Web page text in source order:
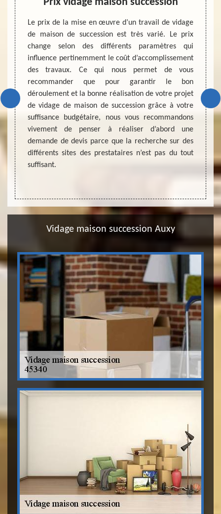
de
à la
de
la
Le prix de la mise en œuvre d’un travail de vidage
de maison de succession est très varié. Le prix
change selon des différents paramètres qui
influence pertinemment le coût d’accomplissement
des travaux. Ce qui nous permet de vous
recommander que pour garantir le bon
déroulement et la bonne réalisation de votre projet
de vidage de maison de succession grâce à votre
suffisance budgétaire, nous vous recommandons
vivement de penser à réaliser d’abord une
demande de devis parce que la recherche sur des
différents sites des prestataires n’est pas du tout
suffisant.
À la
MD
de
trier
qui
êtes
Vidage maison succession Auxy